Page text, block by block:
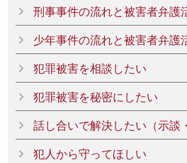
刑事事件の流れと被害者弁護
少年事件の流れと被害者弁護
犯罪被害を相談したい
犯罪被害を秘密にしたい
話し合いで解決したい（示談
犯人から守ってほしい